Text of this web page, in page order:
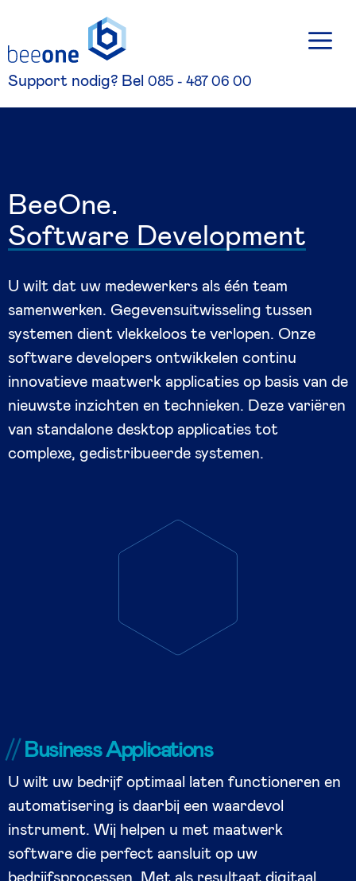
to
content
Support nodig? Bel 085 - 487 06 00
BeeOne.
Software Development
U wilt dat uw medewerkers als één team
samenwerken. Gegevensuitwisseling tussen
systemen dient vlekkeloos te verlopen. Onze
software developers ontwikkelen continu
innovatieve maatwerk applicaties op basis van de
nieuwste inzichten en technieken. Deze variëren
van standalone desktop applicaties tot
complexe, gedistribueerde systemen.
Business Applications
U wilt uw bedrijf optimaal laten functioneren en
automatisering is daarbij een waardevol
instrument. Wij helpen u met maatwerk
software die perfect aansluit op uw
bedrijfsprocessen. Met als resultaat digitaal